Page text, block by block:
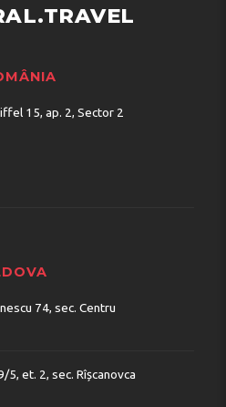
15, ap. 2, Sector 2
74, sec. Centru
5, et. 2, sec. Rîșcanovca